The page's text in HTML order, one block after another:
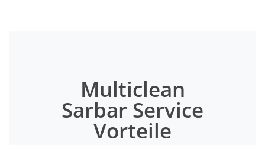
Multiclean
Sarbar Service
Vorteile